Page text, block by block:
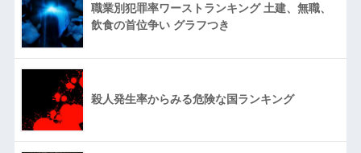
職業別犯罪率ワーストランキング 土建、無職、
飲食の首位争い グラフつき
殺人発生率からみる危険な国ランキング